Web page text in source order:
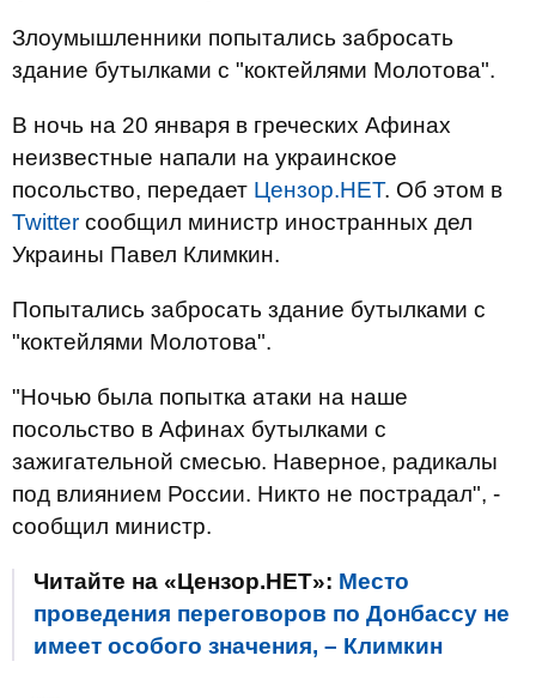
Злоумышленники попытались забросать
здание бутылками с "коктейлями Молотова".
В ночь на 20 января в греческих Афинах
неизвестные напали на украинское
посольство, передает Цензор.НЕТ. Об этом в
Twitter сообщил министр иностранных дел
Украины Павел Климкин.
Попытались забросать здание бутылками с
"коктейлями Молотова".
"Ночью была попытка атаки на наше
посольство в Афинах бутылками с
зажигательной смесью. Наверное, радикалы
под влиянием России. Никто не пострадал", -
сообщил министр.
Читайте на «Цензор.НЕТ»: Место
проведения переговоров по Донбассу не
имеет особого значения, – Климкин